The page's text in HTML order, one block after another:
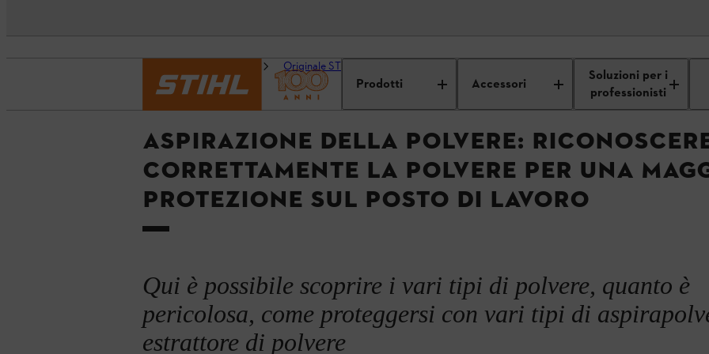
Prodotti Accessori
Soluzioni per i
professionisti
iniziale
STIHL
Originale STIHL: Accessori, ricambi e
assistenza
lavoro
Lavorare in sicurezza:
ASPIRAZIONE DELLA POLVERE:
CORRETTAMENTE LA POLVERE PER UNA
PROTEZIONE SUL POSTO DI LAVORO
Qui è possibile scoprire i vari tipi di polvere, quanto è
pericolosa, come proteggersi con vari tipi di
estrattore di polvere